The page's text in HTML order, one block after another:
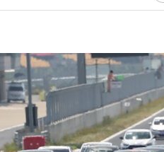
라이프 포토
만화